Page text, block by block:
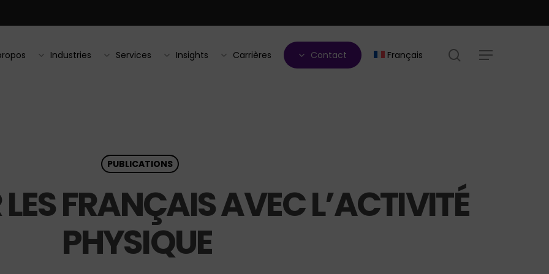
Industries Services Insights Carrières Contact Français search
Menu
PUBLICATIONS
FRANÇAIS AVEC L’ACTIVITÉ
PHYSIQUE